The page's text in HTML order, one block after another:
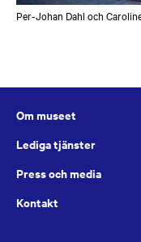
Per-Johan Dahl och
Om museet
Lediga tjänster
Press och media
Kontakt